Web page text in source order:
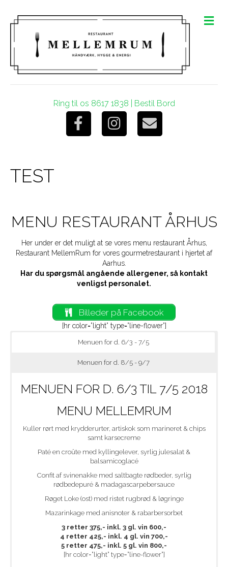
Ring til os 8617 1838 Bestil Bord
F
k
I
g
a
E
M
e
TEST
MENU RESTAURANT ÅRHUS
Her under er det muligt at se vores menu restaurant Århus,
Restaurant MellemRum for vores gourmetrestaurant i hjertet af
Aarhus.
Har du spørgsmål angående allergener, så kontakt
venligst personalet.
Billeder på Facebook
[hr color=”light” type=”line-flower”]
Menuen for d. 6/3 - 7/5
Menuen for d. 8/5 - 9/7
MENUEN FOR D. 6/3 TIL 7/5 2018
MENU MELLEMRUM
Kuller rørt med krydderurter, artiskok som marineret & chips
samt karsecreme
Paté en croûte med kyllingelever, syrlig julesalat &
balsamicoglacé
Confit af svinenakke med saltbagte rødbeder, syrlig
rødbedepuré & madagascarpebersauce
Røget Loke (ost) med ristet rugbrød & løgringe
Mazarinkage med anisnoter & rabarbersorbet
3 retter 375,- inkl. 3 gl. vin 600,-
4 retter 425,- inkl. 4 gl. vin 700,-
5 retter 475,- inkl. 5 gl. vin 800,-
[hr color=”light” type=”line-flower”]